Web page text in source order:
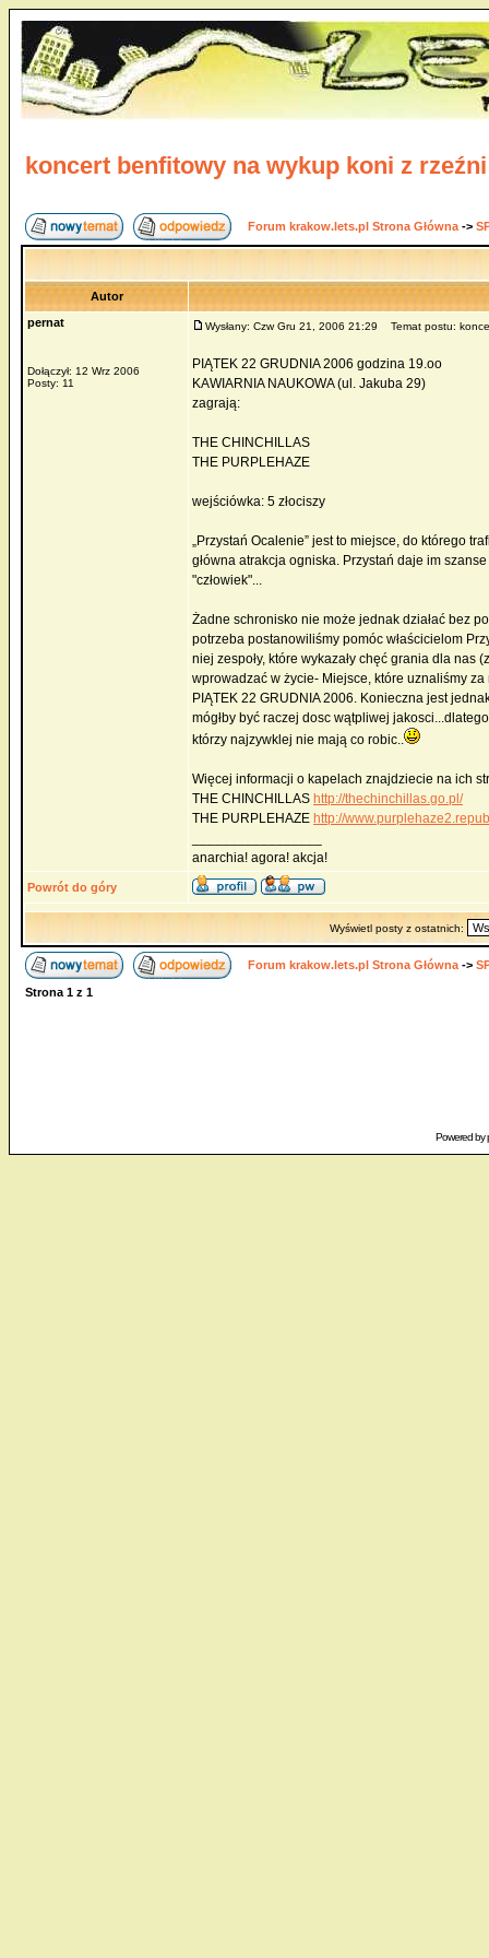
koncert benfitowy na wykup koni z rzeźni
Forum krakow.lets.pl Strona Główna ->
Autor
pernat
Dołączył: 12 Wrz 2006
Posty: 11
Wysłany: Czw Gru 21, 2006 21:29 Temat postu:
PIĄTEK 22 GRUDNIA 2006 godzina 19.oo
KAWIARNIA NAUKOWA (ul. Jakuba 29)
zagrają:
THE CHINCHILLAS
THE PURPLEHAZE
wejściówka: 5 złociszy
„Przystań Ocalenie” jest to miejsce, do którego
główna atrakcja ogniska. Przystań daje im
"człowiek"...
Żadne schronisko nie może jednak działać bez
potrzeba postanowiliśmy pomóc właścicielom
niej zespoły, które wykazały chęć grania dla nas
wprowadzać w życie- Miejsce, które uznaliśmy
PIĄTEK 22 GRUDNIA 2006. Konieczna jest
mógłby być raczej dosc wątpliwej
którzy najzywklej nie mają co robic..
Więcej informacji o kapelach znajdziecie na ich
THE CHINCHILLAS http://thechinchillas.go.pl/
THE PURPLEHAZE http://
anarchia! agora! akcja!
Powrót do góry
Wyświetl posty z ostatnich:
Forum krakow.lets.pl Strona Główna ->
Strona 1 z 1
Powered by